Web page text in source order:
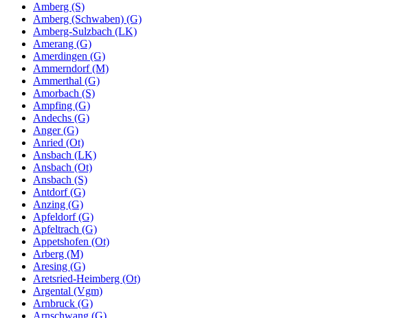
Amberg (S)
Amberg (Schwaben) (G)
Amberg-Sulzbach (LK)
Amerang (G)
Amerdingen (G)
Ammerndorf (M)
Ammerthal (G)
Amorbach (S)
Ampfing (G)
Andechs (G)
Anger (G)
Anried (Ot)
Ansbach (LK)
Ansbach (Ot)
Ansbach (S)
Antdorf (G)
Anzing (G)
Apfeldorf (G)
Apfeltrach (G)
Appetshofen (Ot)
Arberg (M)
Aresing (G)
Aretsried-Heimberg (Ot)
Argental (Vgm)
Arnbruck (G)
Arnschwang (G)